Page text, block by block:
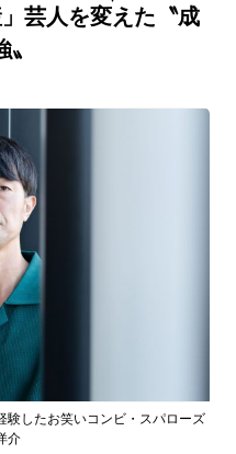
芸人を変えた〝成
験したお笑いコンビ・スパローズ
介